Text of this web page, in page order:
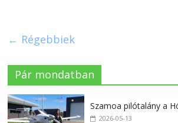
← Régebbiek
Pár mondatban
Szamoa pilótalány a
2026-05-13